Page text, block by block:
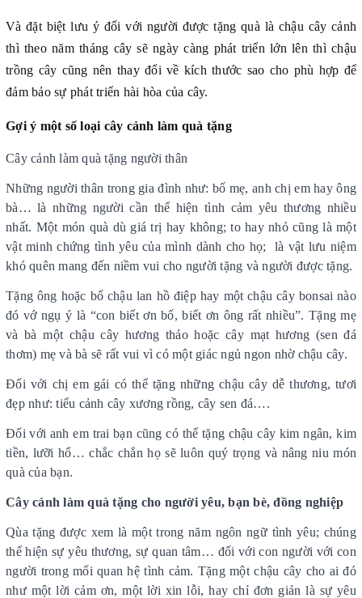
Và đặt biệt lưu ý đối với người được tặng quà là chậu cây cảnh
thì theo năm tháng cây sẽ ngày càng phát triển lớn lên thì chậu
trồng cây cũng nên thay đổi về kích thước sao cho phù hợp để
đảm bảo sự phát triển hài hòa của cây.
Gợi ý một số loại cây cảnh làm quà tặng
Cây cảnh làm quà tặng người thân
Những người thân trong gia đình như: bố mẹ, anh chị em hay ông
bà… là những người cần thể hiện tình cảm yêu thương nhiều
nhất. Một món quà dù giá trị hay không; to hay nhỏ cũng là một
vật minh chứng tình yêu của mình dành cho họ; là vật lưu niệm
khó quên mang đến niềm vui cho người tặng và người được tặng.
Tặng ông hoặc bố chậu lan hồ điệp hay một chậu cây bonsai nào
đó vớ ngụ ý là “con biết ơn bố, biết ơn ông rất nhiều”. Tặng mẹ
và bà một chậu cây hương thảo hoặc cây mạt hương (sen đá
thơm) mẹ và bà sẽ rất vui vì có một giác ngủ ngon nhờ chậu cây.
Đối với chị em gái có thể tặng những chậu cây dễ thương, tươi
đẹp như: tiểu cảnh cây xương rồng, cây sen đá….
Đối với anh em trai bạn cũng có thể tặng chậu cây kim ngân, kim
tiền, lưỡi hổ… chắc chắn họ sẽ luôn quý trọng và nâng niu món
quà của bạn.
Cây cảnh làm quà tặng cho người yêu, bạn bè, đồng nghiệp
Qùa tặng được xem là một trong năm ngôn ngữ tình yêu; chúng
thể hiện sự yêu thương, sự quan tâm… đối với con người với con
người trong mối quan hệ tình cảm. Tặng một chậu cây cho ai đó
như một lời cảm ơn, một lời xin lỗi, hay chỉ đơn giản là sự yêu